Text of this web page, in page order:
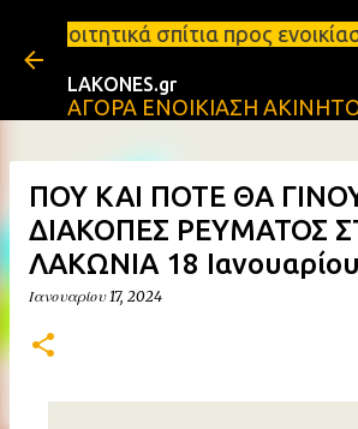
Μετάβαση στο κύριο
προς ενοικίαση στη Σπάρτη
LAKONES.gr
ΑΓΟΡΑ ΕΝΟΙΚΙΑΣΗ
ΠΟΥ ΚΑΙ ΠΟΤΕ ΘΑ
ΔΙΑΚΟΠΕΣ ΡΕΥΜΑΤΟΣ
ΛΑΚΩΝΙΑ 18
Ιανουαρίου 17, 2024